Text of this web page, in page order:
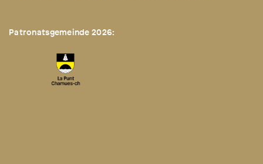
Patronatsgemeinde 2026: